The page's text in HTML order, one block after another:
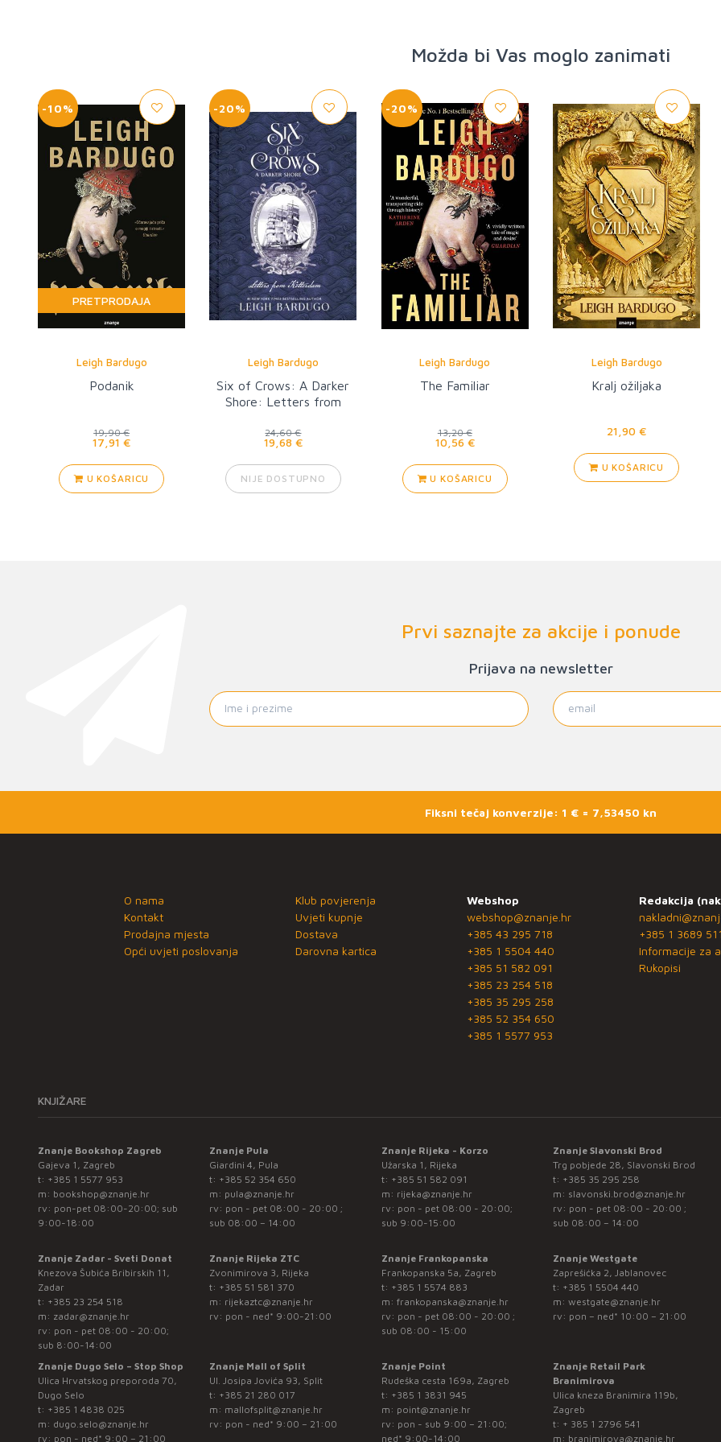
Možda bi Vas moglo zanimati
-10%
PRETPRODAJA
Leigh Bardugo
Podanik
19,90 €
17,91 €
U KOŠARICU
-20%
Leigh Bardugo
Six of Crows: A Darker
Shore: Letters from
24,60 €
19,68 €
NIJE DOSTUPNO
-20%
Leigh Bardugo
The Familiar
13,20 €
10,56 €
U KOŠARICU
Leigh Bardugo
Kralj ožiljaka
21,90 €
U KOŠARICU
Prvi saznajte za akcije i ponude
Prijava na newsletter
Fiksni tečaj konverzije: 1 € = 7,53450 kn
O nama
Kontakt
Prodajna mjesta
Opći uvjeti poslovanja
Klub povjerenja
Uvjeti kupnje
Dostava
Darovna kartica
Webshop
webshop@znanje.hr
+385 43 295 718
+385 1 5504 440
+385 51 582 091
+385 23 254 518
+385 35 295 258
+385 52 354 650
+385 1 5577 953
Redakcija
+385 1 3689
Informacije za
Rukopisi
KNJIŽARE
Znanje Bookshop Zagreb
Gajeva 1, Zagreb
t: +385 1 5577 953
m: bookshop@znanje.hr
rv: pon-pet 08:00-20:00; sub
9:00-18:00
Znanje Pula
Giardini 4, Pula
t: +385 52 354 650
m: pula@znanje.hr
rv: pon - pet 08:00 - 20:00 ;
sub 08:00 – 14:00
Znanje Rijeka - Korzo
Užarska 1, Rijeka
t: +385 51 582 091
m: rijeka@znanje.hr
rv: pon - pet 08:00 - 20:00;
sub 9:00-15:00
Znanje Slavonski Brod
Trg pobjede 28, Slavonski Brod
t: +385 35 295 258
m: slavonski.brod@znanje.hr
rv: pon - pet 08:00 - 20:00 ;
sub 08:00 – 14:00
Znanje Zadar - Sveti Donat
Knezova Šubića Bribirskih 11,
Zadar
t: +385 23 254 518
m: zadar@znanje.hr
rv: pon - pet 08:00 - 20:00;
sub 8:00-14:00
Znanje Rijeka ZTC
Zvonimirova 3, Rijeka
t: +385 51 581 370
m: rijekaztc@znanje.hr
rv: pon - ned* 9:00-21:00
Znanje Frankopanska
Frankopanska 5a, Zagreb
t: +385 1 5574 883
m: frankopanska@znanje.hr
rv: pon - pet 08:00 - 20:00 ;
sub 08:00 - 15:00
Znanje Westgate
Zaprešićka 2, Jablanovec
t: +385 1 5504 440
m: westgate@znanje.hr
rv: pon – ned* 10:00 – 21:00
Znanje Dugo Selo – Stop Shop
Ulica Hrvatskog preporoda 70,
Dugo Selo
t: +385 1 4838 025
m: dugo.selo@znanje.hr
rv: pon - ned* 9:00 – 21:00
Znanje Mall of Split
Ul. Josipa Jovića 93, Split
t: +385 21 280 017
m: mallofsplit@znanje.hr
rv: pon - ned* 9:00 – 21:00
Znanje Point
Rudeška cesta 169a, Zagreb
t: +385 1 3831 945
m: point@znanje.hr
rv: pon - sub 9:00 – 21:00;
ned* 9:00-14:00
Znanje Retail Park
Branimirova
Ulica kneza Branimira 119b,
Zagreb
t: + 385 1 2796 541
m: branimirova@znanje.hr